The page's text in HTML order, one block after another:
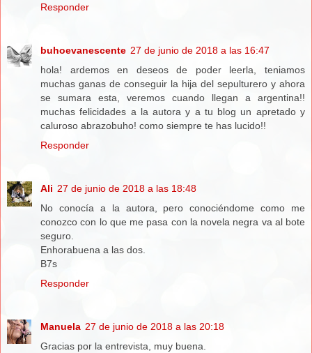
Responder
buhoevanescente 27 de junio de 2018 a las 16:47
hola! ardemos en deseos de poder leerla, teniamos
muchas ganas de conseguir la hija del sepulturero y ahora
se sumara esta, veremos cuando llegan a argentina!!
muchas felicidades a la autora y a tu blog un apretado y
caluroso abrazobuho! como siempre te has lucido!!
Responder
Ali 27 de junio de 2018 a las 18:48
No conocía a la autora, pero conociéndome como me
conozco con lo que me pasa con la novela negra va al bote
seguro.
Enhorabuena a las dos.
B7s
Responder
Manuela 27 de junio de 2018 a las 20:18
Gracias por la entrevista, muy buena.